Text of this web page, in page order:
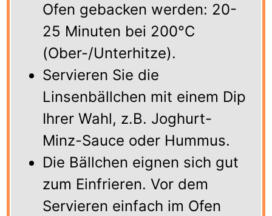
Ofen gebacken werden: 20-
25 Minuten bei 200°C
(Ober-/Unterhitze).
Servieren Sie die
Linsenbällchen mit einem Dip
Ihrer Wahl, z.B. Joghurt-
Minz-Sauce oder Hummus.
Die Bällchen eignen sich gut
zum Einfrieren. Vor dem
Servieren einfach im Ofen